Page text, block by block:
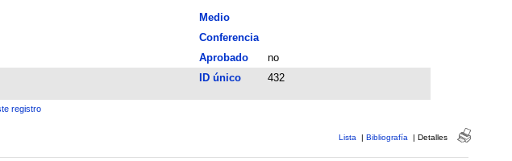
Medio
Conferencia
Aprobado
no
ID único 432
registro
Lista | Bibliografía | Detalles